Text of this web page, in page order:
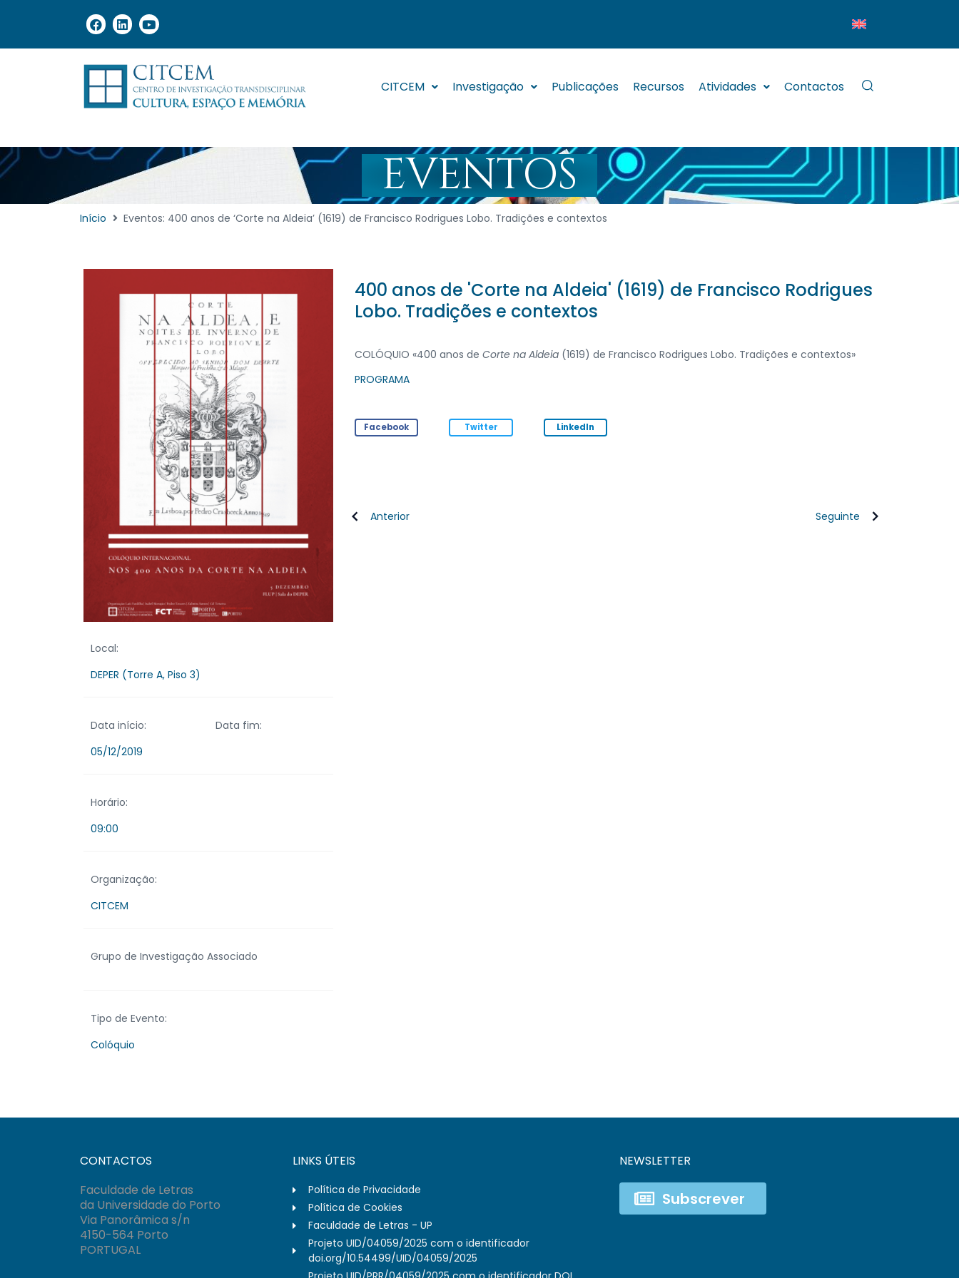
CITCEM Investigação Publicações Recursos Atividades Contactos
EVENTOS
Início Eventos: 400 anos de ‘Corte na Aldeia’ (1619) de Francisco Rodrigues Lobo. Tradições e contextos
Local:
DEPER (Torre A, Piso 3)
Data início:
05/12/2019
Data fim:
Horário:
09:00
Organização:
CITCEM
Grupo de Investigação Associado
Tipo de Evento:
Colóquio
400 anos de 'Corte na Aldeia' (1619) de Francisco Rodrigues
Lobo. Tradições e contextos
COLÓQUIO «400 anos de Corte na Aldeia(1619) de Francisco Rodrigues Lobo. Tradições e contextos»
PROGRAMA
Facebook Twitter LinkedIn
Anterior Seguinte
CONTACTOS
Faculdade de Letras
da Universidade do Porto
Via Panorâmica s/n
4150-564 Porto
PORTUGAL
LINKS ÚTEIS
Política de Privacidade
Política de Cookies
Faculdade de Letras - UP
Projeto UID/04059/2025 com o identificador
doi.org/10.54499/UID/04059/2025
NEWSLETTER
Subscrever